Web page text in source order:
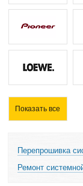
Показать все
Перепрошивка
Ремонт